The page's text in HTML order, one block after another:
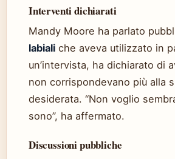
Interventi dichiarati
Mandy Moore ha parlato
labiali che aveva utilizzato in
un’intervista, ha dichiarato di
non corrispondevano più alla
desiderata. “Non voglio
sono”, ha affermato.
Discussioni pubbliche